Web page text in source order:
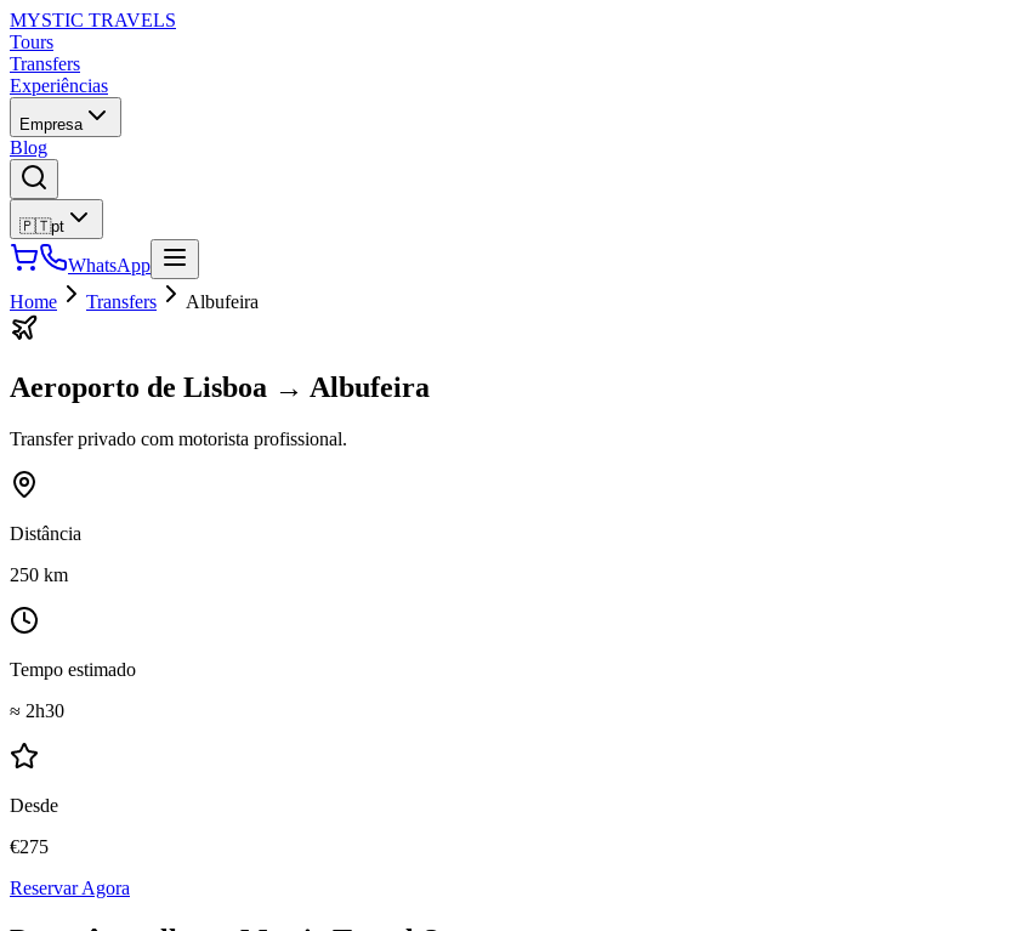
MYSTIC TRAVELS
Tours
Transfers
Experiências
Empresa
Blog
🇵🇹pt
WhatsApp
Home
Transfers Albufeira
Aeroporto de Lisboa → Albufeira
Transfer privado com motorista profissional.
Distância
250 km
Tempo estimado
≈ 2h30
Desde
€275
Reservar Agora